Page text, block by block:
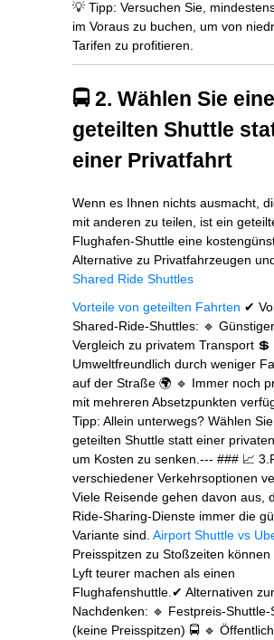
💡 Tipp: Versuchen Sie,
im Voraus zu buchen, um von
Tarifen zu profitieren.
🚍 2. Wählen Sie
geteilten Shuttle
einer Privatfahrt
Wenn es Ihnen nichts ausmacht,
mit anderen zu teilen, ist ein
Flughafen‑Shuttle eine
Alternative zu Privatfahrzeugen
Shared Ride Shuttles
Vorteile von geteilten Fahrten ✔
Shared‑Ride‑Shuttles: 🔹
Vergleich zu privatem Transport 💲
Umweltfreundlich durch weniger
auf der Straße 🌍 🔹 Immer noch
mit mehreren Absetzpunkten
Tipp: Allein unterwegs? Wählen
geteilten Shuttle statt einer
um Kosten zu senken.--- ### 📈
verschiedener Verkehrsoptionen
Viele Reisende gehen davon aus,
Ride‑Sharing‑Dienste immer die
Variante sind. Airport Shuttle vs
Preisspitzen zu Stoßzeiten
Lyft teurer machen als einen
Flughafenshuttle.✔ Alternativen
Nachdenken: 🔹
(keine Preisspitzen) 🚍 🔹